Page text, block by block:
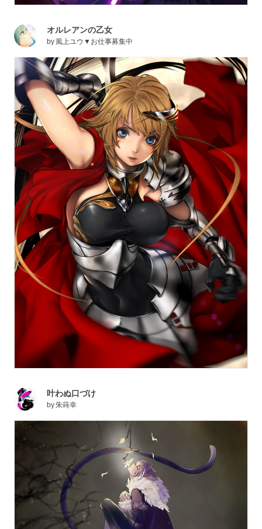
オルレアンの乙女
by 風上ユウ▼お仕事募集中
叶わぬ口づけ
by朱蒔幸